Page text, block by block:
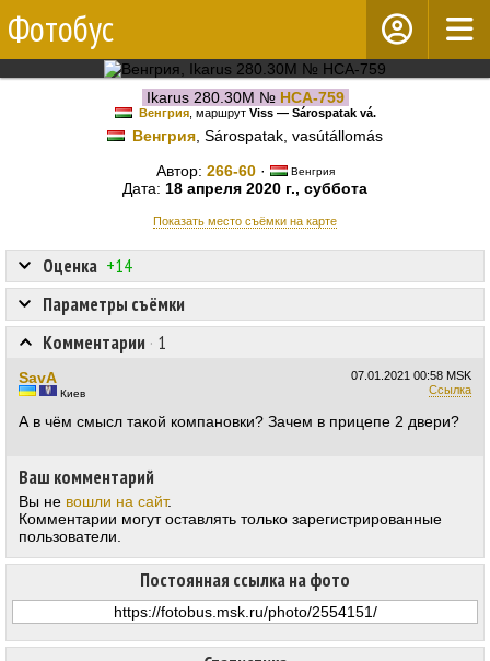
Фотобус
Ikarus 280.30M № HCA-759
Венгрия, маршрут Viss — Sárospatak vá.
Венгрия , Sárospatak, vasútállomás
Автор: 266-60· Венгрия
Дата: 18 апреля 2020 г., суббота
Показать место съёмки на карте
Оценка +14
Постоянная ссылка на фото
Параметры съёмки
Комментарии · 1
07.01.2021 00:58 MSK
Ссылка
SavA
Киев
А в чём смысл такой компановки? Зачем в прицепе 2 двери?
Ваш комментарий
Вы не вошли на сайт.
Комментарии могут оставлять только зарегистрированные
пользователи.